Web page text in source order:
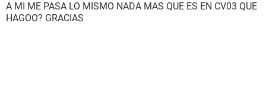
A MI ME PASA LO MISMO NADA MAS QUE ES EN CV03 QUE
HAGOO? GRACIAS